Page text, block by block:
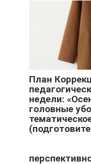
План
недели:
головные